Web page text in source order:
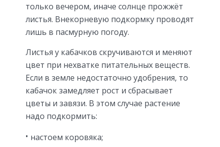
только вечером, иначе солнце прожжёт
листья. Внекорневую подкормку проводят
лишь в пасмурную погоду.
Листья у кабачков скручиваются и меняют
цвет при нехватке питательных веществ.
Если в земле недостаточно удобрения, то
кабачок замедляет рост и сбрасывает
цветы и завязи. В этом случае растение
надо подкормить:
настоем коровяка;